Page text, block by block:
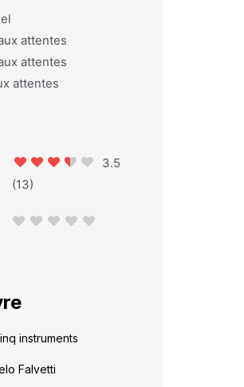
attentes
attentes
attentes
3.5
(13)
instruments
Falvetti